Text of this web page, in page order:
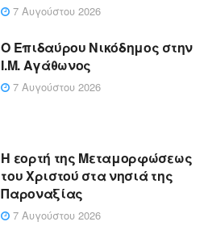
7 Αυγούστου 2026
Ο Επιδαύρου Νικόδημος στην
Ι.Μ. Αγάθωνος
7 Αυγούστου 2026
Η εορτή της Μεταμορφώσεως
του Χριστού στα νησιά της
Παροναξίας
7 Αυγούστου 2026